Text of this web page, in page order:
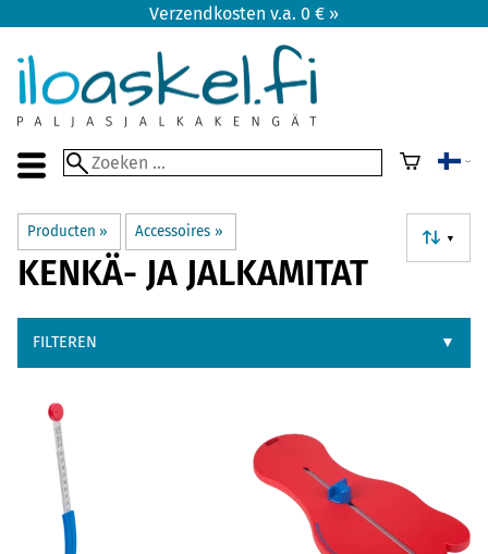
Verzendkosten v.a. 0 € »
Producten ‪» Accessoires ‪» ▼
KENKÄ- JA JALKAMITAT
FILTEREN ▼